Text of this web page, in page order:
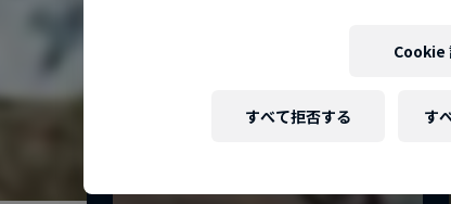
Cookie
すべて拒否する す